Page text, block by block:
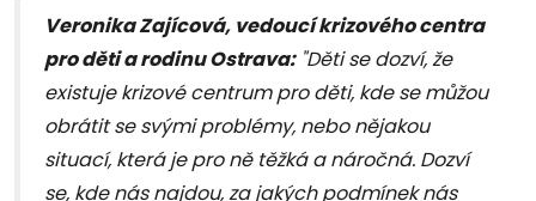
Veronika Zajícová, vedoucí krizového centra
pro děti a rodinu Ostrava:"Děti se dozví, že
existuje krizové centrum pro děti, kde se můžou
obrátit se svými problémy, nebo nějakou
situací, která je pro ně těžká a náročná. Dozví
se, kde nás najdou, za jakých podmínek nás